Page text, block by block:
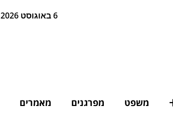
6 באוגוסט 2026 6:39
משפט מפרגנים מאמרים